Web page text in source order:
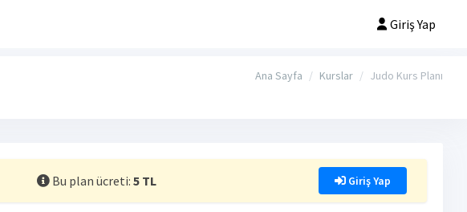
Giriş Yap
Ana Sayfa Kurslar Judo Kurs Planı
Bu plan ücreti: 5 TL Giriş Yap